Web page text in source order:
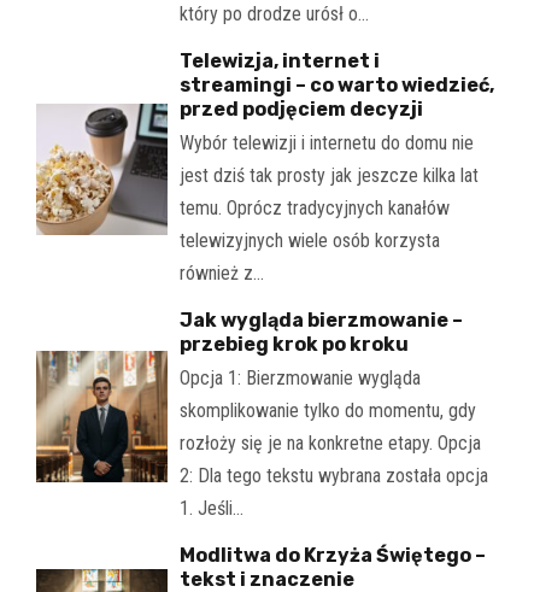
który po drodze urósł o…
Telewizja, internet i
streamingi – co warto wiedzieć,
przed podjęciem decyzji
Wybór telewizji i internetu do domu nie
jest dziś tak prosty jak jeszcze kilka lat
temu. Oprócz tradycyjnych kanałów
telewizyjnych wiele osób korzysta
również z…
Jak wygląda bierzmowanie –
przebieg krok po kroku
Opcja 1: Bierzmowanie wygląda
skomplikowanie tylko do momentu, gdy
rozłoży się je na konkretne etapy. Opcja
2: Dla tego tekstu wybrana została opcja
1. Jeśli…
Modlitwa do Krzyża Świętego –
tekst i znaczenie